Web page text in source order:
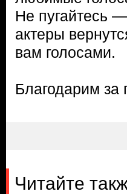
Не пугайтесь
актеры
вам голосами.
Благодарим
Читайте